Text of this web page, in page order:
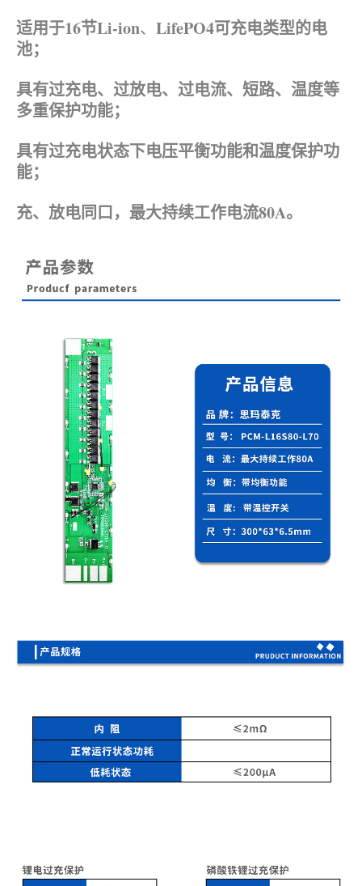
适用于16节Li-ion、 LifePO4可充电类型的电
池；
具有过充电、过放电、过电流、短路、温度等
多重保护功能；
具有过充电状态下电压平衡功能和温度保护功
能；
充、放电同口，最大持续工作电流80A。